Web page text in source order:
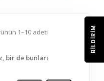
1–10 adeti
bir de bunları
BILDIRIM